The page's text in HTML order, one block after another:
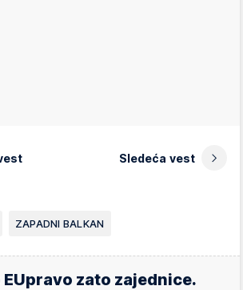
Sledeća vest
ZAPADNI BALKAN
EUpravo zato zajednice.